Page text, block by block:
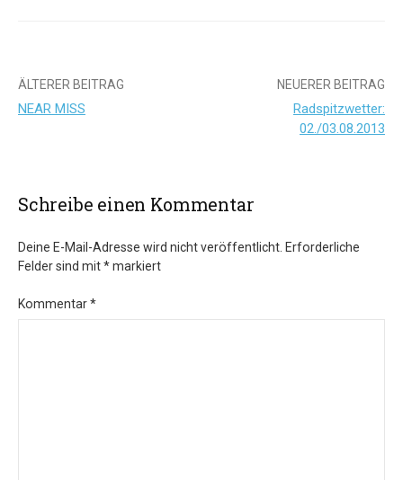
Beitrags-
ÄLTERER BEITRAG
NEAR MISS
NEUERER BEITRAG
Radspitzwetter:
02./03.08.2013
Schreibe einen Kommentar
Deine E-Mail-Adresse wird nicht veröffentlicht. Erforderliche
Felder sind mit*markiert
Kommentar*